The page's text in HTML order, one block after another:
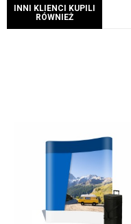
INNI KLIENCI KUPILI
RÓWNIEŻ